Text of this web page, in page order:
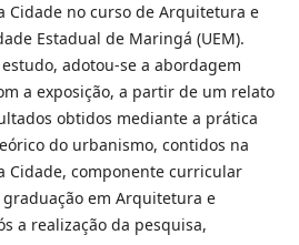
Cidade no curso de Arquitetura e
Estadual de Maringá (UEM).
adotou-se a abordagem
a exposição, a partir de um relato
obtidos mediante a prática
do urbanismo, contidos na
Cidade, componente curricular
em Arquitetura e
a realização da pesquisa,